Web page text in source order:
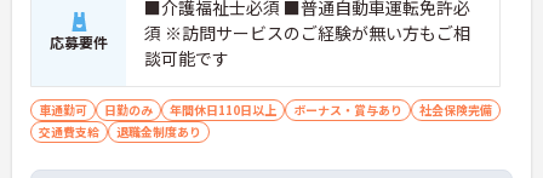
応募要件
■介護福祉士必須 ■普通自動車運転免許必
須 ※訪問サービスのご経験が無い方もご相
談可能です
車通勤可 日勤のみ 年間休日110日以上 ボーナス・賞与あり
社会保険完備
交通費支給
退職金制度あり